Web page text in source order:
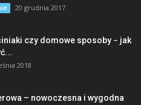
20 grudnia 2017
czy domowe sposoby − jak
2018
– nowoczesna i wygodna